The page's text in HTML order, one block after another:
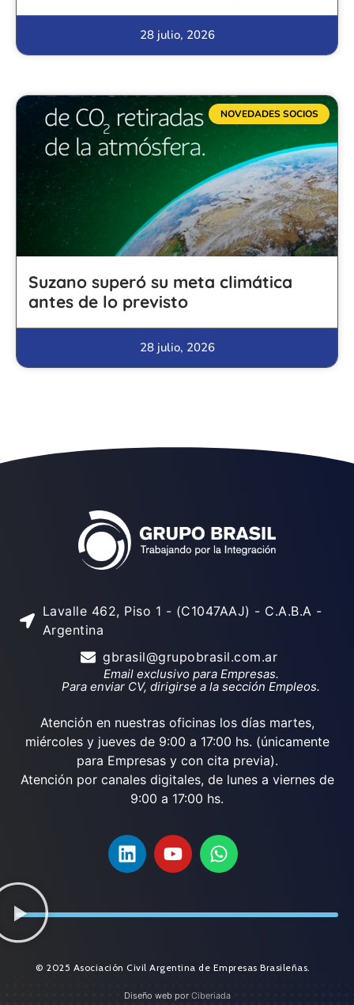
28 julio, 2026
NOVEDADES SOCIOS
Suzano superó su meta climática
antes de lo previsto
28 julio, 2026
Lavalle 462, Piso 1 - (C1047AAJ) - C.A.B.A -
Argentina
gbrasil@grupobrasil.com.ar
Email exclusivo para Empresas.
Para enviar CV, dirigirse a la sección Empleos.
Atención en nuestras oficinas los días martes,
miércoles y jueves de 9:00 a 17:00 hs. (únicamente
para Empresas y con cita previa).
Atención por canales digitales, de lunes a viernes de
9:00 a 17:00 hs.
© 2025 Asociación Civil Argentina de Empresas Brasileñas.
Diseño web por Ciberiada